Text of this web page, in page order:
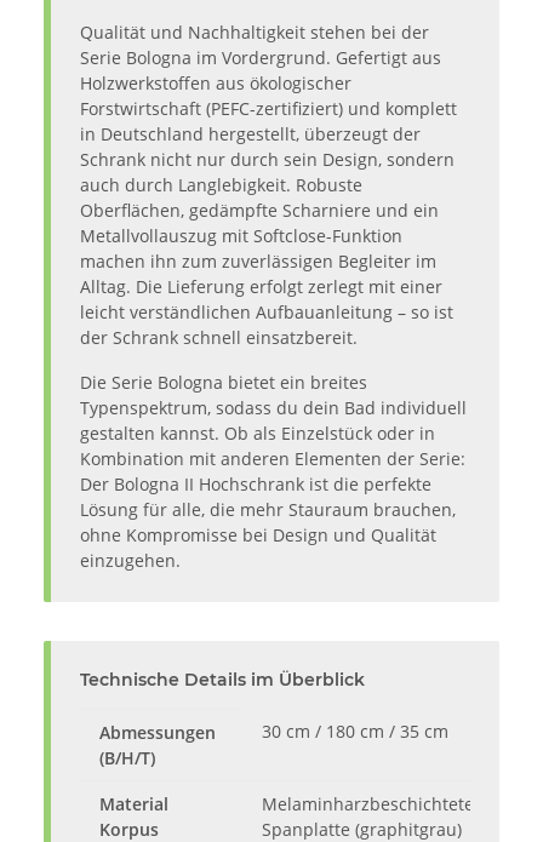
Qualität und Nachhaltigkeit stehen bei der
Serie Bologna im Vordergrund. Gefertigt aus
Holzwerkstoffen aus ökologischer
Forstwirtschaft (PEFC-zertifiziert) und komplett
in Deutschland hergestellt, überzeugt der
Schrank nicht nur durch sein Design, sondern
auch durch Langlebigkeit. Robuste
Oberflächen, gedämpfte Scharniere und ein
Metallvollauszug mit Softclose-Funktion
machen ihn zum zuverlässigen Begleiter im
Alltag. Die Lieferung erfolgt zerlegt mit einer
leicht verständlichen Aufbauanleitung – so ist
der Schrank schnell einsatzbereit.
Die Serie Bologna bietet ein breites
Typenspektrum, sodass du dein Bad individuell
gestalten kannst. Ob als Einzelstück oder in
Kombination mit anderen Elementen der Serie:
Der Bologna II Hochschrank ist die perfekte
Lösung für alle, die mehr Stauraum brauchen,
ohne Kompromisse bei Design und Qualität
einzugehen.
Technische Details im Überblick
Abmessungen
(B/H/T)
30 cm / 180 cm / 35 cm
Material
Korpus
Melaminharzbeschichtete
Spanplatte (graphitgrau)